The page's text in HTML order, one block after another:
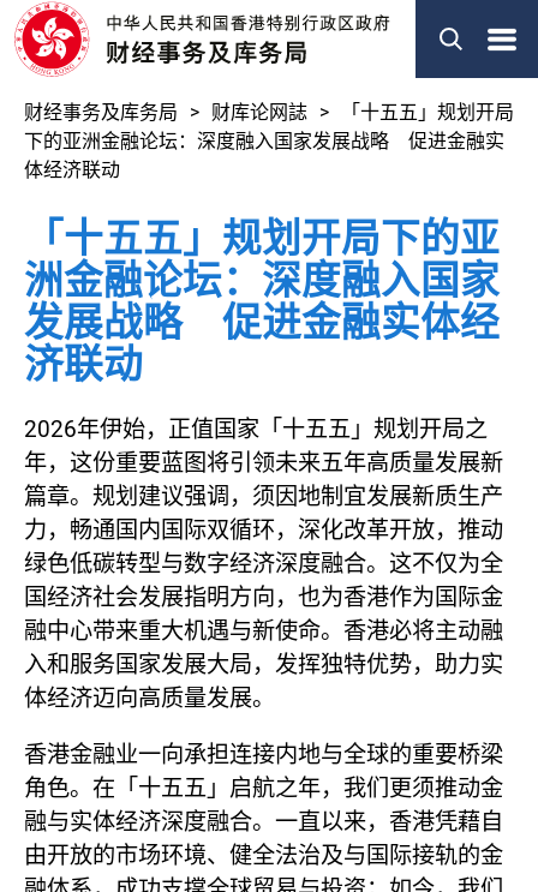
菜
财经事务及库务局 财库论网誌
「十五五」规划开局
下的亚洲金融论坛：深度融入国家发展战略 促进金融实
体经济联动
「十五五」规划开局下的亚
洲金融论坛：深度融入国家
发展战略 促进金融实体经
济联动
2026年伊始，正值国家「十五五」规划开局之
年，这份重要蓝图将引领未来五年高质量发展新
篇章。规划建议强调，须因地制宜发展新质生产
力，畅通国内国际双循环，深化改革开放，推动
绿色低碳转型与数字经济深度融合。这不仅为全
国经济社会发展指明方向，也为香港作为国际金
融中心带来重大机遇与新使命。香港必将主动融
入和服务国家发展大局，发挥独特优势，助力实
体经济迈向高质量发展。
香港金融业一向承担连接内地与全球的重要桥梁
角色。在「十五五」启航之年，我们更须推动金
融与实体经济深度融合。一直以来，香港凭藉自
由开放的市场环境、健全法治及与国际接轨的金